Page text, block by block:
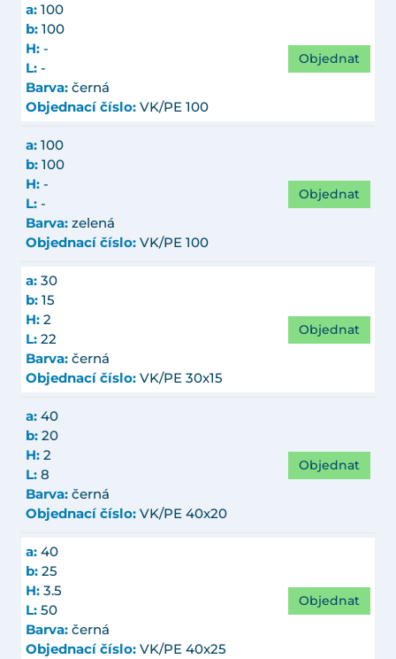
a: 100
b: 100
H: -
L: -
Barva: černá
Objednací číslo: VK/PE 100
Objednat
a: 100
b: 100
H: -
L: -
Barva: zelená
Objednací číslo: VK/PE 100
Objednat
a: 30
b: 15
H: 2
L: 22
Barva: černá
Objednací číslo: VK/PE 30x15
Objednat
a: 40
b: 20
H: 2
L: 8
Barva: černá
Objednací číslo: VK/PE 40x20
Objednat
a: 40
b: 25
H: 3.5
L: 50
Barva: černá
Objednací číslo: VK/PE 40x25
Objednat